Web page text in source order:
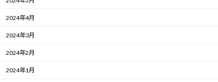
2024年4月
2024年3月
2024年2月
2024年1月